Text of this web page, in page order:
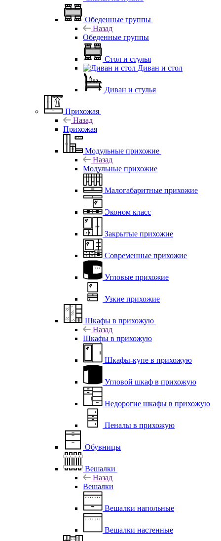
Обеденные группы
Назад
Обеденные группы
Стол и стулья
Диван и стол
Диван и стулья
Прихожая
Назад
Прихожая
Модульные прихожие
Назад
Модульные прихожие
Малогабаритные прихожие
Эконом класс
Закрытые прихожие
Современные прихожие
Угловые прихожие
Узкие прихожие
Шкафы в прихожую
Назад
Шкафы в прихожую
Шкафы-купе в прихожую
Угловой шкаф в прихожую
Недорогие шкафы в прихожую
Пеналы в прихожую
Обувницы
Вешалки
Назад
Вешалки
Вешалки напольные
Вешалки настенные